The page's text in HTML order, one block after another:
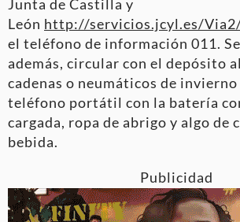
Junta de Castilla y
León http://servicios.jcyl.es/
el teléfono de información 011.
además, circular con el depósito
cadenas o neumáticos de
teléfono portátil con la batería
cargada, ropa de abrigo y algo de
bebida.
Publicidad